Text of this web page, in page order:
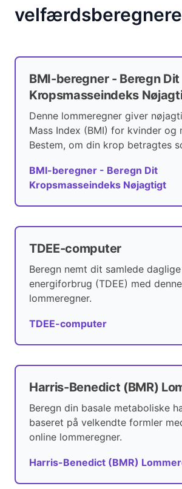
velfærdsberegnere
BMI-beregner - Beregn Dit
Kropsmasseindeks
Denne lommeregner giver
Mass Index (BMI) for kvinder og
Bestem, om din krop betragtes
BMI-beregner - Beregn Dit
Kropsmasseindeks Nøjagtigt
TDEE-computer
Beregn nemt dit samlede daglige
energiforbrug (TDEE) med
lommeregner.
TDEE-computer
Harris-Benedict (BMR)
Beregn din basale metaboliske
baseret på velkendte formler
online lommeregner.
Harris-Benedict (BMR)